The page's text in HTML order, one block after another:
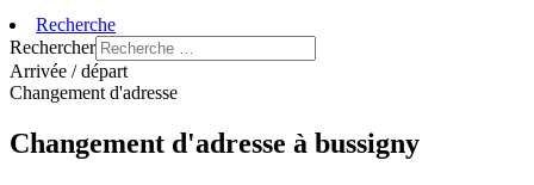
Recherche
Rechercher
Arrivée / départ
Changement d'adresse
Changement d'adresse à bussigny